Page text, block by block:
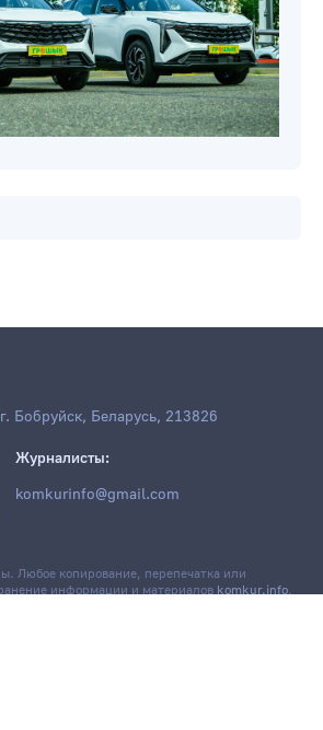
Бобруйск, Беларусь, 213826
Журналисты:
komkurinfo@gmail.com
Любое копирование, перепечатка или
информации и материалов komkur.info,